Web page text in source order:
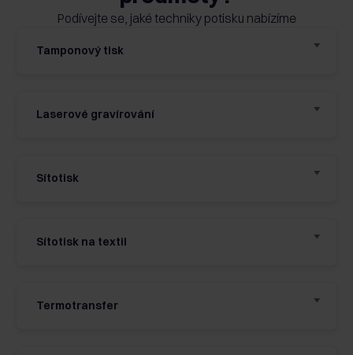
Podívejte se, jaké techniky potisku nabízíme
Tamponový tisk
Laserové gravírování
Sítotisk
Sítotisk na textil
Termotransfer